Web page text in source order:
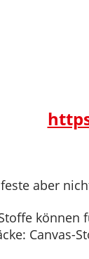
aber
können